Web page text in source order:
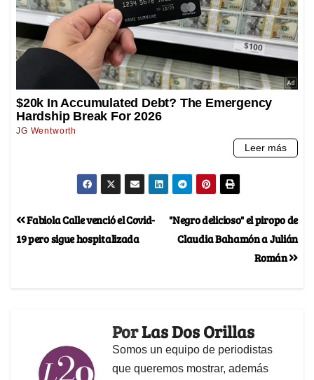
"Negro delicioso" el piropo de
Claudia Bahamón a Julián
Román
Fabiola Calle venció el Covid-
19 pero sigue hospitalizada
PorLas Dos Orillas
Somos un equipo de periodistas
que queremos mostrar, además